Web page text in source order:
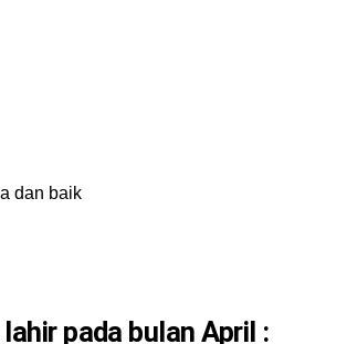
dan baik
lahir pada bulanApril :